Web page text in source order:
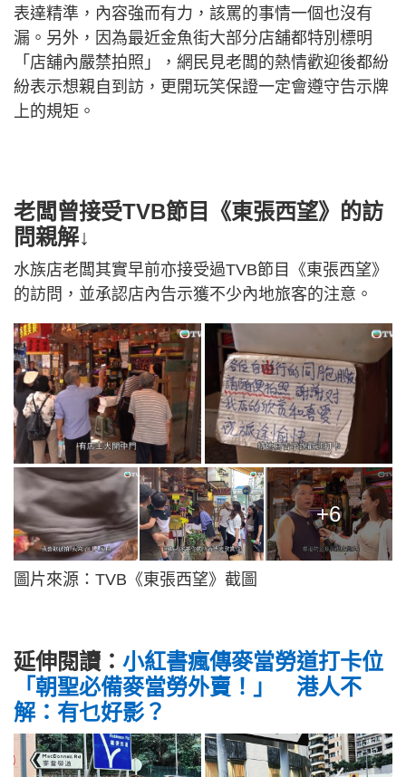
表達精準，內容強而有力，該罵的事情一個也沒有
漏。另外，因為最近金魚街大部分店舖都特別標明
「店舖內嚴禁拍照」，網民見老闆的熱情歡迎後都紛
紛表示想親自到訪，更開玩笑保證一定會遵守告示牌
上的規矩。
老闆曾接受TVB節目《東張西望》的訪
問親解↓
水族店老闆其實早前亦接受過TVB節目《東張西望》
的訪問，並承認店內告示獲不少內地旅客的注意。
+6
圖片來源：TVB《東張西望》截圖
延伸閱讀： 小紅書瘋傳麥當勞道打卡位
「朝聖必備麥當勞外賣！」 港人不
解：有乜好影？